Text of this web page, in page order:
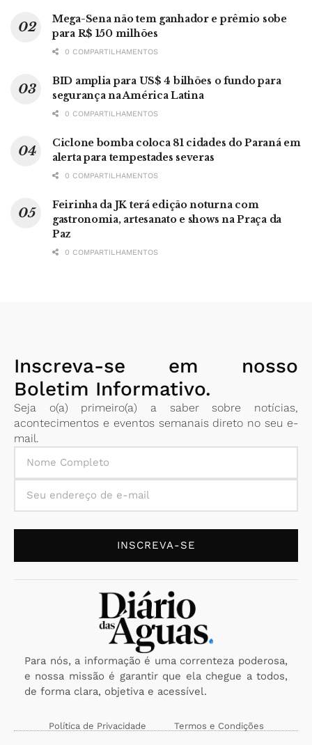
Mega-Sena não tem ganhador e prêmio sobe
para R$ 150 milhões
0 COMPARTILHAMENTOS
BID amplia para US$ 4 bilhões o fundo para
segurança na América Latina
0 COMPARTILHAMENTOS
Ciclone bomba coloca 81 cidades do Paraná em
alerta para tempestades severas
0 COMPARTILHAMENTOS
Feirinha da JK terá edição noturna com
gastronomia, artesanato e shows na Praça da
Paz
0 COMPARTILHAMENTOS
Inscreva-se em nosso
Boletim Informativo.
Seja o(a) primeiro(a) a saber sobre notícias,
acontecimentos e eventos semanais direto no seu e-
mail.
INSCREVA-SE
Para nós, a informação é uma correnteza poderosa,
e nossa missão é garantir que ela chegue a todos,
de forma clara, objetiva e acessível.
Política de Privacidade Termos e Condições